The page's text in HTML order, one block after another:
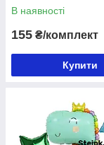
В наявності
155 ₴/комплект
Купити